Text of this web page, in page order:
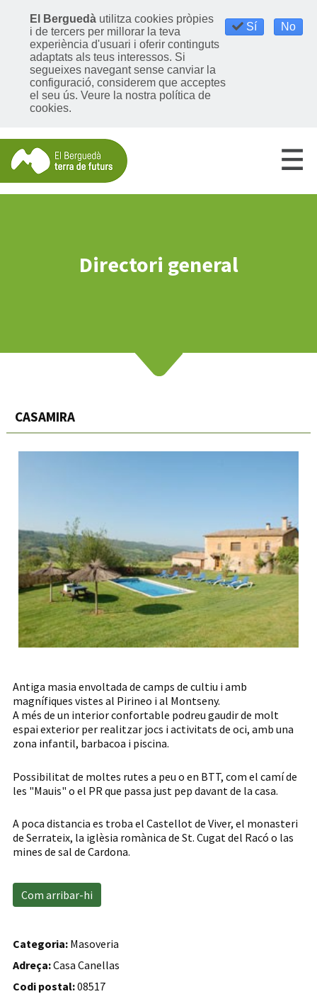
Sí No
El Berguedà utilitza cookies pròpies
i de tercers per millorar la teva
experiència d'usuari i oferir continguts
adaptats als teus interessos. Si
segueixes navegant sense canviar la
configuració, considerem que acceptes
el seu ús. Veure la nostra política de
cookies.
Directori general
CASAMIRA
Antiga masia envoltada de camps de cultiu i amb
magnífiques vistes al Pirineo i al Montseny.
A més de un interior confortable podreu gaudir de molt
espai exterior per realitzar jocs i activitats de oci, amb una
zona infantil, barbacoa i piscina.
Possibilitat de moltes rutes a peu o en BTT, com el camí de
les "Mauis" o el PR que passa just pep davant de la casa.
A poca distancia es troba el Castellot de Viver, el monasteri
de Serrateix, la iglèsia romànica de St. Cugat del Racó o las
mines de sal de Cardona.
Com arribar-hi
Categoria: Masoveria
Adreça:Casa Canellas
Codi postal:08517